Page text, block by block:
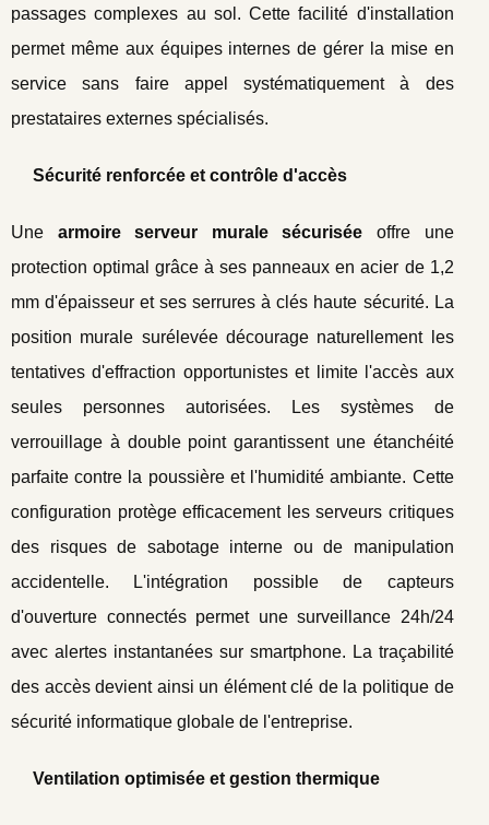
passages complexes au sol. Cette facilité d'installation
permet même aux équipes internes de gérer la mise en
service sans faire appel systématiquement à des
prestataires externes spécialisés.
Sécurité renforcée et contrôle d'accès
Une armoire serveur murale sécurisée offre une
protection optimal grâce à ses panneaux en acier de 1,2
mm d'épaisseur et ses serrures à clés haute sécurité. La
position murale surélevée décourage naturellement les
tentatives d'effraction opportunistes et limite l'accès aux
seules personnes autorisées. Les systèmes de
verrouillage à double point garantissent une étanchéité
parfaite contre la poussière et l'humidité ambiante. Cette
configuration protège efficacement les serveurs critiques
des risques de sabotage interne ou de manipulation
accidentelle. L'intégration possible de capteurs
d'ouverture connectés permet une surveillance 24h/24
avec alertes instantanées sur smartphone. La traçabilité
des accès devient ainsi un élément clé de la politique de
sécurité informatique globale de l'entreprise.
Ventilation optimisée et gestion thermique